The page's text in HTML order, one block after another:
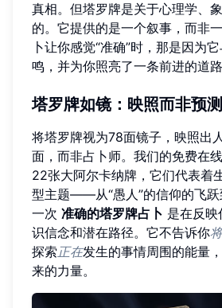
真相。但塔罗牌是关于心理学、
的。它提供的是一个叙事，而非
卜让你感觉“准确”时，那是因为
鸣，并为你照亮了一条前进的道路
塔罗牌如镜：映照而非预测
将塔罗牌视为78面镜子，映照出
面，而非占卜师。我们的免费在
22张大阿尔卡纳牌，它们代表着
型主题——从“愚人”的信仰的飞跃
一次 准确的塔罗牌占卜 是在反
识信念和潜在路径。它不告诉你
探索 正在发生的事情周围的能量
来的力量。